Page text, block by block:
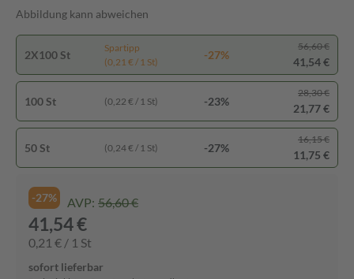
Abbildung kann abweichen
2X100 St
Spartipp
(0,21 € / 1 St)
-27%
56,60 €
41,54 €
100 St (0,22 € / 1 St) -23%
28,30 €
21,77 €
50 St (0,24 € / 1 St) -27%
16,15 €
11,75 €
-27% AVP: 56,60 €
41,54 €
0,21 € / 1 St
sofort lieferbar